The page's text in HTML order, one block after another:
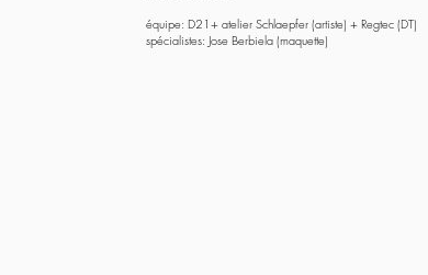
équipe: D21+ atelier Schlaepfer (artiste) + Regtec (DT)
spécialistes: Jose Berbiela (maquette)